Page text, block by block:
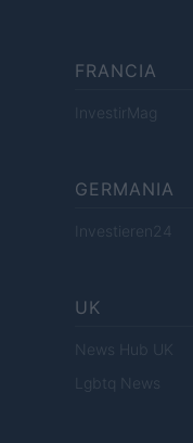
FRANCIA
InvestirMag
GERMANIA
Investieren24
UK
News Hub UK
Lgbtq News